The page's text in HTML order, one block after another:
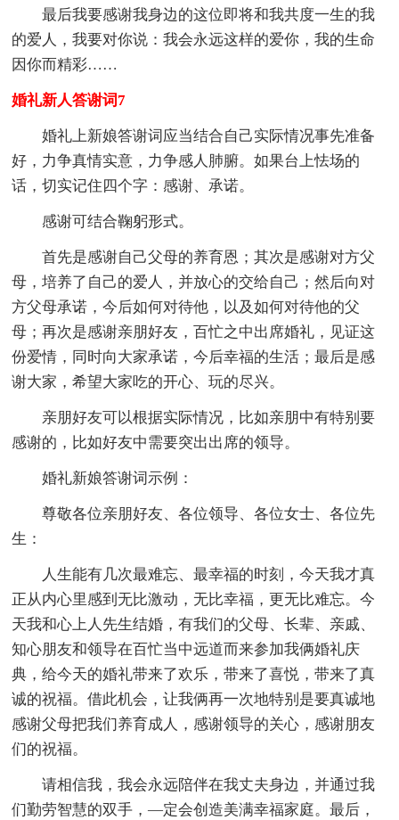
最后我要感谢我身边的这位即将和我共度一生的我
的爱人，我要对你说：我会永远这样的爱你，我的生命
因你而精彩……
婚礼新人答谢词7
婚礼上新娘答谢词应当结合自己实际情况事先准备
好，力争真情实意，力争感人肺腑。如果台上怯场的
话，切实记住四个字：感谢、承诺。
感谢可结合鞠躬形式。
首先是感谢自己父母的养育恩；其次是感谢对方父
母，培养了自己的爱人，并放心的交给自己；然后向对
方父母承诺，今后如何对待他，以及如何对待他的父
母；再次是感谢亲朋好友，百忙之中出席婚礼，见证这
份爱情，同时向大家承诺，今后幸福的生活；最后是感
谢大家，希望大家吃的开心、玩的尽兴。
亲朋好友可以根据实际情况，比如亲朋中有特别要
感谢的，比如好友中需要突出出席的领导。
婚礼新娘答谢词示例：
尊敬各位亲朋好友、各位领导、各位女士、各位先
生：
人生能有几次最难忘、最幸福的时刻，今天我才真
正从内心里感到无比激动，无比幸福，更无比难忘。今
天我和心上人先生结婚，有我们的父母、长辈、亲戚、
知心朋友和领导在百忙当中远道而来参加我俩婚礼庆
典，给今天的婚礼带来了欢乐，带来了喜悦，带来了真
诚的祝福。借此机会，让我俩再一次地特别是要真诚地
感谢父母把我们养育成人，感谢领导的关心，感谢朋友
们的祝福。
请相信我，我会永远陪伴在我丈夫身边，并通过我
们勤劳智慧的双手，—定会创造美满幸福家庭。最后，